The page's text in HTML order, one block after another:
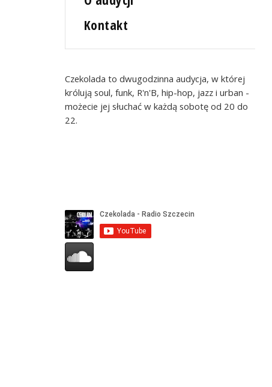
Kontakt
Czekolada to dwugodzinna audycja, w której
królują soul, funk, R'n'B, hip-hop, jazz i urban -
możecie jej słuchać w każdą sobotę od 20 do
22.